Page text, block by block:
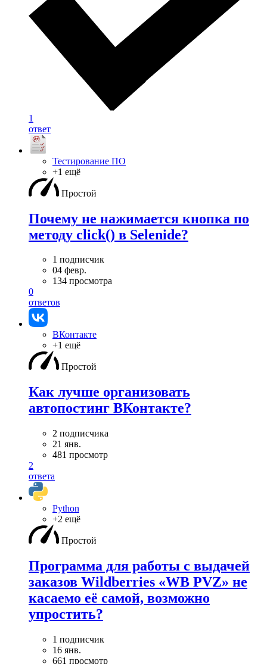
1
ответ
Тестирование ПО
+1 ещё
Простой
Почему не нажимается кнопка по
методу click() в Selenide?
1 подписчик
04 февр.
134 просмотра
0
ответов
ВКонтакте
+1 ещё
Простой
Как лучше организовать
автопостинг ВКонтакте?
2 подписчика
21 янв.
481 просмотр
2
ответа
Python
+2 ещё
Простой
Программа для работы с выдачей
заказов Wildberries «WB PVZ» не
касаемо её самой, возможно
упростить?
1 подписчик
16 янв.
661 просмотр